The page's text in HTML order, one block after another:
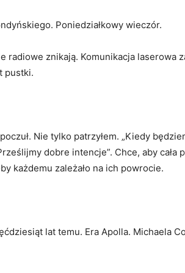
Poniedziałkowy wieczór.
radiowe znikają. Komunikacja laserowa
pustki.
Nie tylko patrzyłem. „Kiedy
dobre intencje”. Chce, aby cała
każdemu zależało na ich powrocie.
lat temu. Era Apolla. Michaela